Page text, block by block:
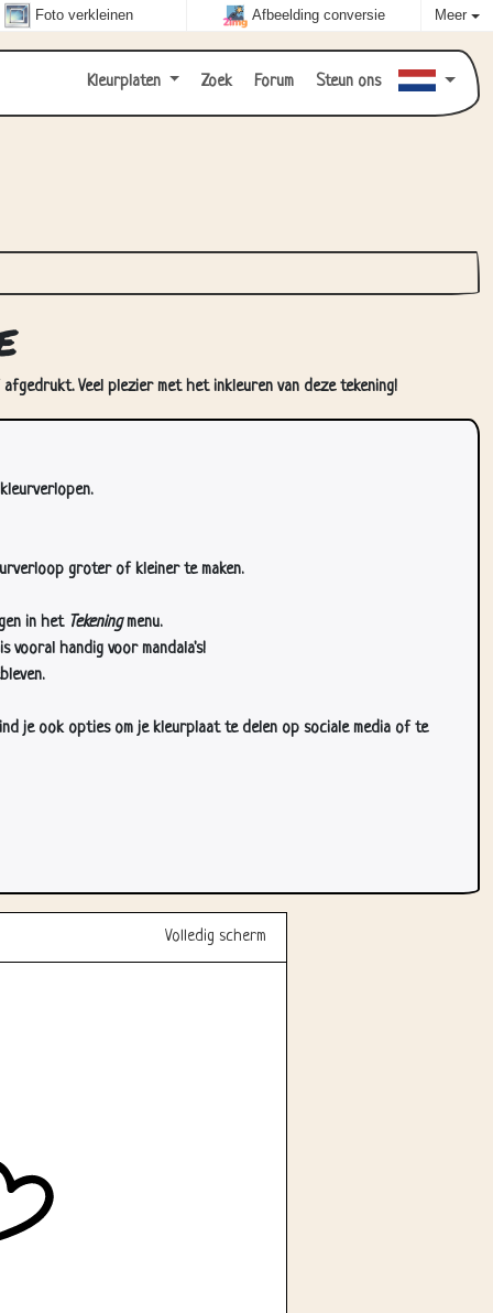
Foto verkleinen Afbeelding conversie Meer
Kleurplaten Zoek Forum Steun ons
Veel plezier met het inkleuren van deze tekening!
groter of kleiner te maken.
in het Tekeningmenu.
vooral handig voor mandala's!
je ook opties om je kleurplaat te delen op sociale media of te
Volledig scherm